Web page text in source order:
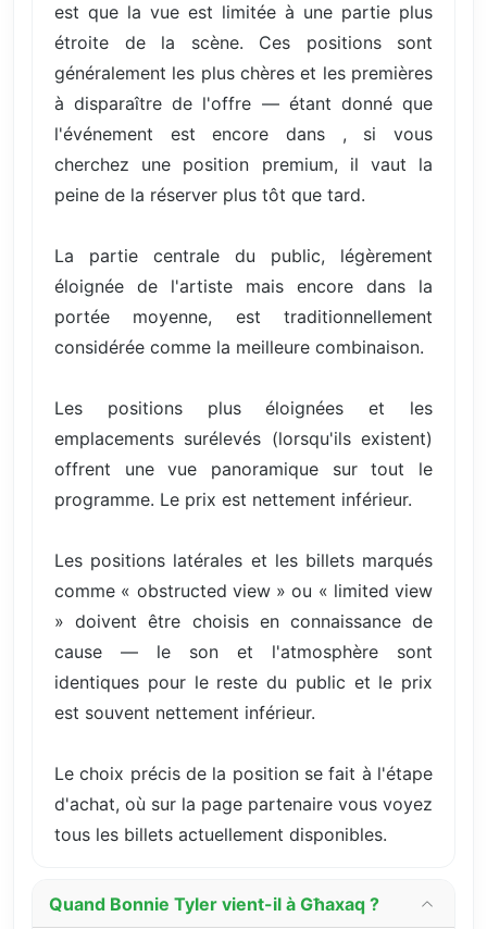
est que la vue est limitée à une partie plus
étroite de la scène. Ces positions sont
généralement les plus chères et les premières
à disparaître de l'offre — étant donné que
l'événement est encore dans , si vous
cherchez une position premium, il vaut la
peine de la réserver plus tôt que tard.
La partie centrale du public, légèrement
éloignée de l'artiste mais encore dans la
portée moyenne, est traditionnellement
considérée comme la meilleure combinaison.
Les positions plus éloignées et les
emplacements surélevés (lorsqu'ils existent)
offrent une vue panoramique sur tout le
programme. Le prix est nettement inférieur.
Les positions latérales et les billets marqués
comme « obstructed view » ou « limited view
» doivent être choisis en connaissance de
cause — le son et l'atmosphère sont
identiques pour le reste du public et le prix
est souvent nettement inférieur.
Le choix précis de la position se fait à l'étape
d'achat, où sur la page partenaire vous voyez
tous les billets actuellement disponibles.
Quand Bonnie Tyler vient-il à Għaxaq ?